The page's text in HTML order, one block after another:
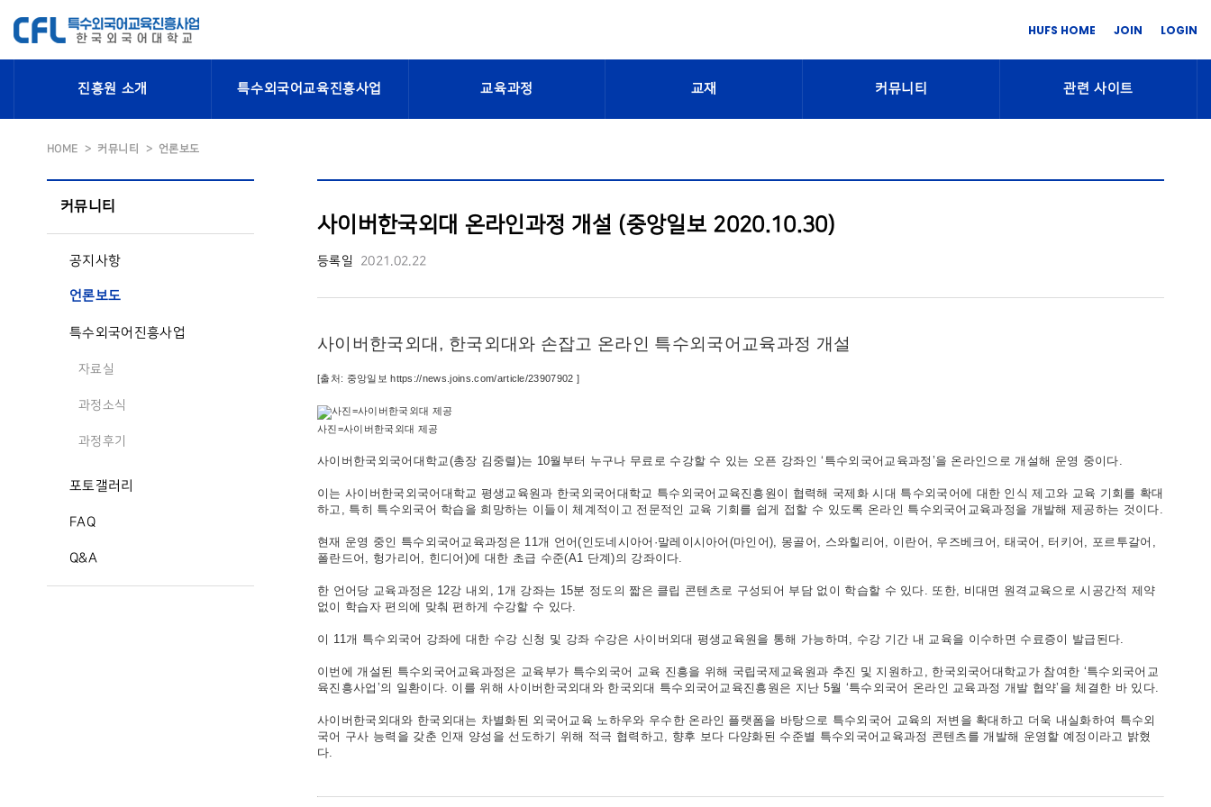
HUFS HOME JOIN LOGIN
진흥원 소개 특수외국어교육진흥사업 교육과정 교재 커뮤니티 관련 사이트
HOME 커뮤니티 언론보도
커뮤니티
공지사항
언론보도
특수외국어진흥사업
자료실
과정소식
과정후기
포토갤러리
FAQ
Q&A
사이버한국외대 온라인과정 개설 (중앙일보 2020.10.30)
등록일 2021.02.22
사이버한국외대, 한국외대와 손잡고 온라인 특수외국어교육과정 개설
[출처: 중앙일보https://news.joins.com/article/23907902 ]
사진=사이버한국외대 제공
사이버한국외국어대학교(총장 김중렬)는 10월부터 누구나 무료로 수강할 수 있는 오픈 강좌인 ‘특수외국어교육과정’을 온라인으로 개설해 운영 중이다.
이는 사이버한국외국어대학교 평생교육원과 한국외국어대학교 특수외국어교육진흥원이 협력해 국제화 시대 특수외국어에 대한 인식 제고와 교육 기회를 확대
하고, 특히 특수외국어 학습을 희망하는 이들이 체계적이고 전문적인 교육 기회를 쉽게 접할 수 있도록 온라인 특수외국어교육과정을 개발해 제공하는 것이다.
현재 운영 중인 특수외국어교육과정은 11개 언어(인도네시아어·말레이시아어(마인어), 몽골어, 스와힐리어, 이란어, 우즈베크어, 태국어, 터키어, 포르투갈어,
폴란드어, 헝가리어, 힌디어)에 대한 초급 수준(A1 단계)의 강좌이다.
한 언어당 교육과정은 12강 내외, 1개 강좌는 15분 정도의 짧은 클립 콘텐츠로 구성되어 부담 없이 학습할 수 있다. 또한, 비대면 원격교육으로 시공간적 제약
없이 학습자 편의에 맞춰 편하게 수강할 수 있다.
이 11개 특수외국어 강좌에 대한 수강 신청 및 강좌 수강은 사이버외대 평생교육원을 통해 가능하며, 수강 기간 내 교육을 이수하면 수료증이 발급된다.
이번에 개설된 특수외국어교육과정은 교육부가 특수외국어 교육 진흥을 위해 국립국제교육원과 추진 및 지원하고, 한국외국어대학교가 참여한 ‘특수외국어교
육진흥사업’의 일환이다. 이를 위해 사이버한국외대와 한국외대 특수외국어교육진흥원은 지난 5월 ‘특수외국어 온라인 교육과정 개발 협약’을 체결한 바 있다.
사이버한국외대와 한국외대는 차별화된 외국어교육 노하우와 우수한 온라인 플랫폼을 바탕으로 특수외국어 교육의 저변을 확대하고 더욱 내실화하여 특수외
국어 구사 능력을 갖춘 인재 양성을 선도하기 위해 적극 협력하고, 향후 보다 다양화된 수준별 특수외국어교육과정 콘텐츠를 개발해 운영할 예정이라고 밝혔
다.